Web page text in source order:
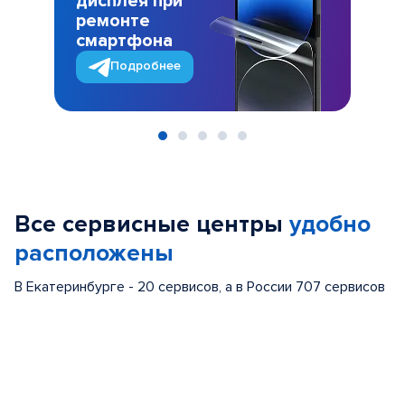
ремонте
смартфона
Подробнее
Все сервисные центры удобно
расположены
В Екатеринбурге - 20 сервисов, а в России 707 сервисов